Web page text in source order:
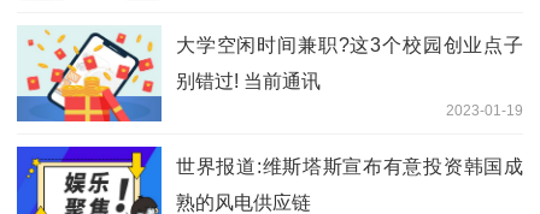
大学空闲时间兼职?这3个校园创业点子
别错过! 当前通讯
2023-01-19
世界报道:维斯塔斯宣布有意投资韩国成
熟的风电供应链